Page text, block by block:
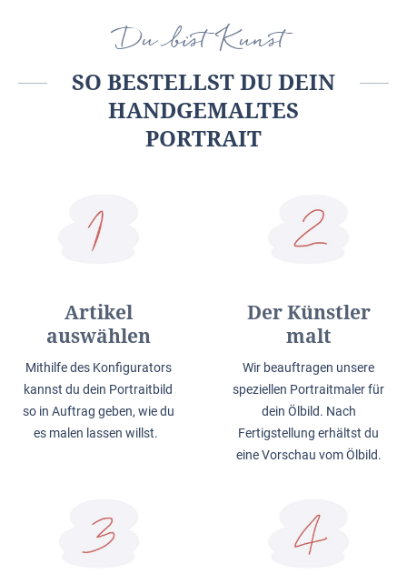
Du bist Kunst
SO BESTELLST DU DEIN
HANDGEMALTES
PORTRAIT
Artikel
auswählen
Mithilfe des Konfigurators
kannst du dein Portraitbild
so in Auftrag geben, wie du
es malen lassen willst.
Der Künstler
malt
Wir beauftragen unsere
speziellen Portraitmaler für
dein Ölbild. Nach
Fertigstellung erhältst du
eine Vorschau vom Ölbild.